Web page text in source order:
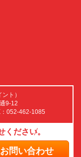
ト）
9-12
052-462-1085
ください。
お問い合わせ